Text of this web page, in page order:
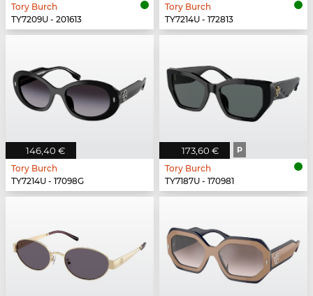
Tory Burch
TY7209U - 201613
Tory Burch
TY7214U - 172813
146,40 €
Tory Burch
TY7214U - 17098G
173,60 € P
Tory Burch
TY7187U - 170981